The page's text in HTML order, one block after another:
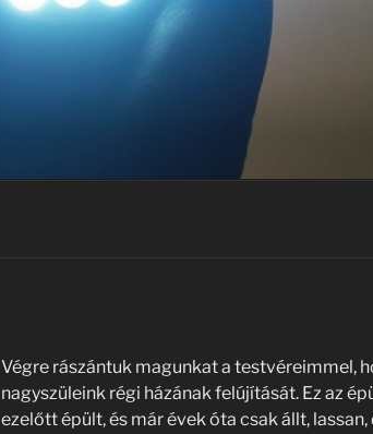
Végre rászántuk magunkat a testvéreimmel,
nagyszüleink régi házának felújítását. Ez az
ezelőtt épült, és már évek óta csak állt,